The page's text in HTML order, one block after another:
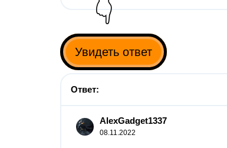
👇
Увидеть ответ
Ответ:
AlexGadget1337
08.11.2022